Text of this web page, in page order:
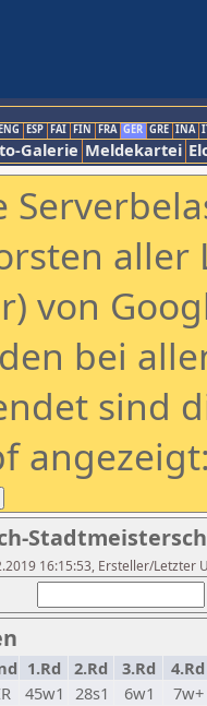
ESP FAI FIN FRA GER GRE INA
Galerie Meldekartei
aller
von
bei
sind
16:15:53, Ersteller/Letzter
1.Rd 2.Rd 3.Rd
4.Rd
45w1 28s1 6w1
7w+